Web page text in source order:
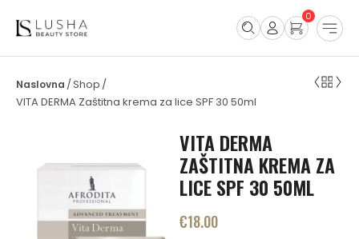
0
/Shop /
VITA DERMA Zaštitna krema za lice SPF 30 50ml
VITA DERMA
ZAŠTITNA KREMA ZA
LICE SPF 30 50ML
€18.00